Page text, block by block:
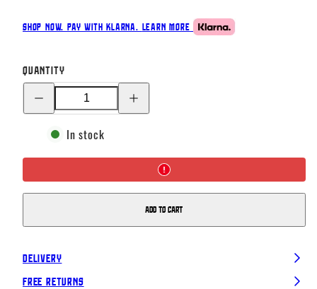
Shop now. Pay with Klarna. Learn more
Quantity
Decrease
quantity
quantity
In stock
Add to cart
Delivery
Free Returns